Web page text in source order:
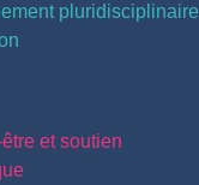
pluridisciplinaire
et soutien